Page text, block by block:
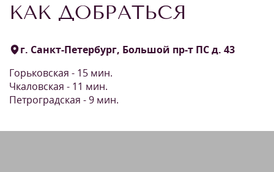
КАК ДОБРАТЬСЯ
г. Санкт-Петербург, Большой пр-т ПС д. 43
Горьковская - 15 мин.
Чкаловская - 11 мин.
Петроградская - 9 мин.